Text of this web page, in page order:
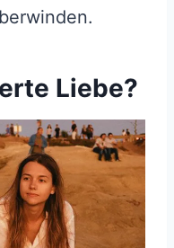
Liebe?